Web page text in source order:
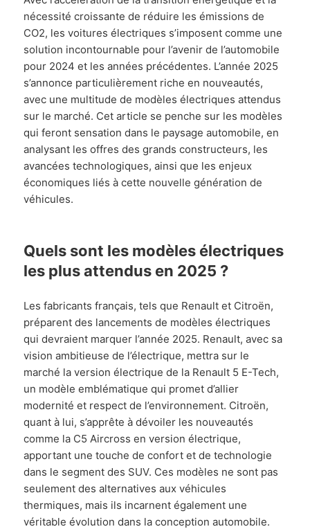
nécessité croissante de réduire les émissions de
CO2, les voitures électriques s’imposent comme une
solution incontournable pour l’avenir de l’automobile
pour 2024 et les années précédentes. L’année 2025
s’annonce particulièrement riche en nouveautés,
avec une multitude de modèles électriques attendus
sur le marché. Cet article se penche sur les modèles
qui feront sensation dans le paysage automobile, en
analysant les offres des grands constructeurs, les
avancées technologiques, ainsi que les enjeux
économiques liés à cette nouvelle génération de
véhicules.
Quels sont les modèles électriques
les plus attendus en 2025 ?
Les fabricants français, tels que Renault et Citroën,
préparent des lancements de modèles électriques
qui devraient marquer l’année 2025. Renault, avec sa
vision ambitieuse de l’électrique, mettra sur le
marché la version électrique de la Renault 5 E-Tech,
un modèle emblématique qui promet d’allier
modernité et respect de l’environnement. Citroën,
quant à lui, s’apprête à dévoiler les nouveautés
comme la C5 Aircross en version électrique,
apportant une touche de confort et de technologie
dans le segment des SUV. Ces modèles ne sont pas
seulement des alternatives aux véhicules
thermiques, mais ils incarnent également une
véritable évolution dans la conception automobile.